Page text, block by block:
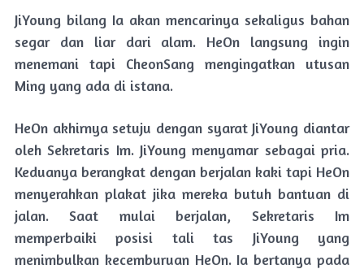
JiYoung bilang Ia akan mencarinya sekaligus bahan
segar dan liar dari alam. HeOn langsung ingin
menemani tapi CheonSang mengingatkan utusan
Ming yang ada di istana.
HeOn akhirnya setuju dengan syarat JiYoung diantar
oleh Sekretaris Im. JiYoung menyamar sebagai pria.
Keduanya berangkat dengan berjalan kaki tapi HeOn
menyerahkan plakat jika mereka butuh bantuan di
jalan. Saat mulai berjalan, Sekretaris Im
memperbaiki posisi tali tas JiYoung yang
menimbulkan kecemburuan HeOn. Ia bertanya pada